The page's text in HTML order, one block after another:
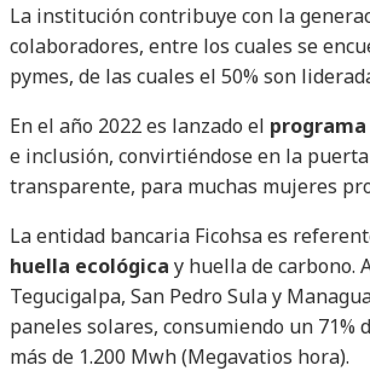
La institución contribuye con la
colaboradores, entre los cuales se
pymes, de las cuales el 50% son
En el año 2022 es lanzado el
e inclusión, convirtiéndose en la
transparente, para muchas mujeres
La entidad bancaria Ficohsa es
huella ecológica y huella de carbono.
Tegucigalpa, San Pedro Sula y
paneles solares, consumiendo un
más de 1.200 Mwh (Megavatios hora).